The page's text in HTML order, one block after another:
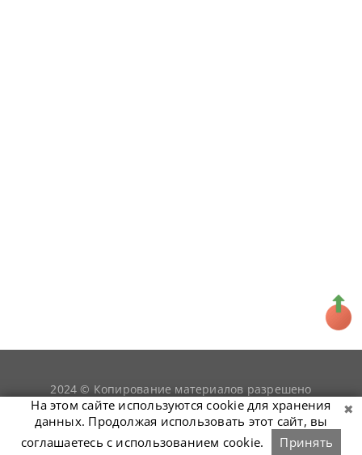
2024 © Копирование материалов разрешено
только при условии гиперссылки наsnookerist.ru
На этом сайте используются cookie для хранения
данных. Продолжая использовать этот сайт, вы
соглашаетесь с использованием cookie.
Принять